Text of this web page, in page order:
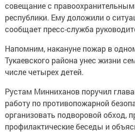
совещание с
республики. Ему доложили о
сообщает пресс-служба
Напомним, накануне пожар в
Тукаевского района унес жизни
числе четырех детей.
Рустам Минниханов поручил
работу по противопожарной
организовать подворовой обход,
профилактические беседы и